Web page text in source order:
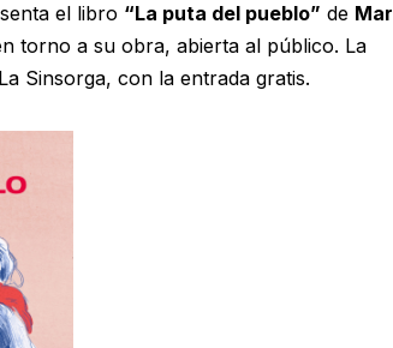
el libro “La puta del pueblo” de
torno a su obra, abierta al público. La
Sinsorga, con la entrada gratis.